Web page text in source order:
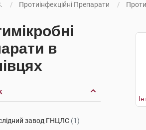
Протиінфекційні Препарати
в
завод ГНЦЛС (1)